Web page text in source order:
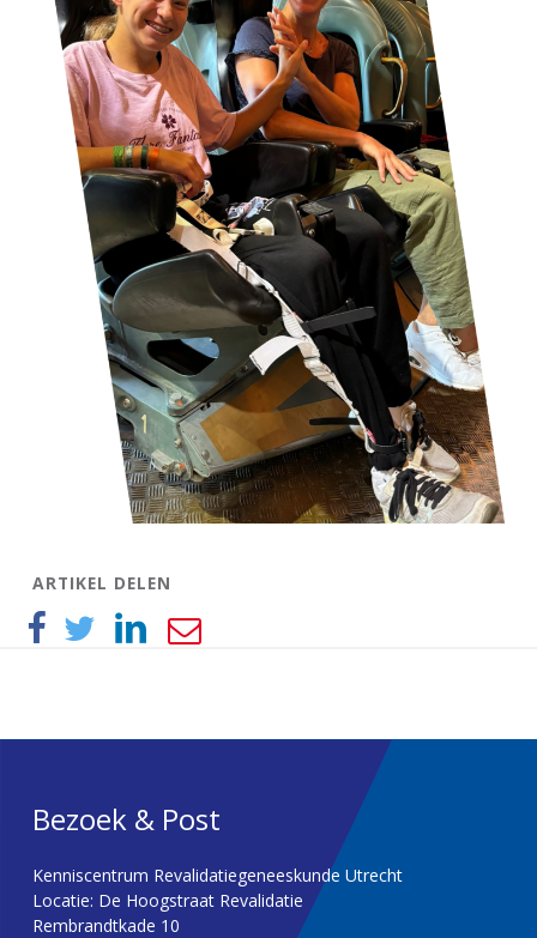
ARTIKEL DELEN
Bezoek & Post
Kenniscentrum Revalidatiegeneeskunde Utrecht
Locatie: De Hoogstraat Revalidatie
Rembrandtkade 10